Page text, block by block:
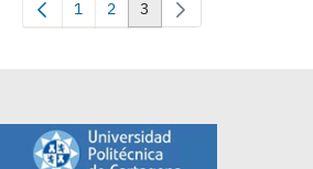
Page
1 Page
2 Page
3